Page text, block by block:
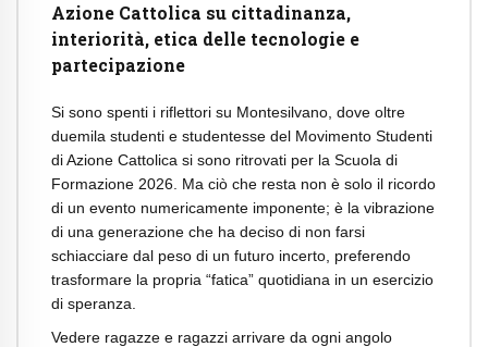
Azione Cattolica su cittadinanza,
interiorità, etica delle tecnologie e
partecipazione
Si sono spenti i riflettori su Montesilvano, dove oltre
duemila studenti e studentesse del Movimento Studenti
di Azione Cattolica si sono ritrovati per la Scuola di
Formazione 2026. Ma ciò che resta non è solo il ricordo
di un evento numericamente imponente; è la vibrazione
di una generazione che ha deciso di non farsi
schiacciare dal peso di un futuro incerto, preferendo
trasformare la propria “fatica” quotidiana in un esercizio
di speranza.
Vedere ragazze e ragazzi arrivare da ogni angolo